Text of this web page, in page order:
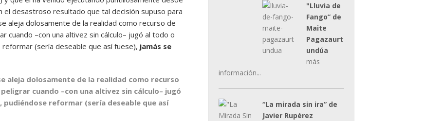
desastroso resultado que tal decisión supuso para
aleja dolosamente de la realidad como recurso de
cuando –con una altivez sin cálculo– jugó al todo o
(sería deseable que así fuese), jamás se
aleja dolosamente de la realidad como recurso
cuando –con una altivez sin cálculo– jugó
pudiéndose reformar (sería deseable que así
"Lluvia de
Fango” de
Maite
Pagazaurt
undúa
más
información...
“La mirada sin ira” de
Javier Rupérez